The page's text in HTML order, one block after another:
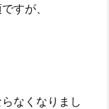
すが、
なくなりまし